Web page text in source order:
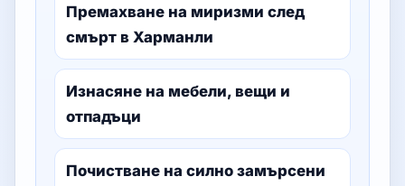
Премахване на миризми след
смърт в Харманли
Изнасяне на мебели, вещи и
отпадъци
Почистване на силно замърсени